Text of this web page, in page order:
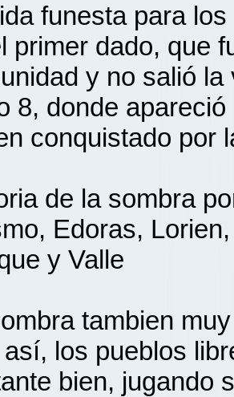
funesta para
primer dado, que
y no salió
8, donde
conquistado por
de la sombra
Edoras,
y Valle
tambien
los pueblos
bien, jugando